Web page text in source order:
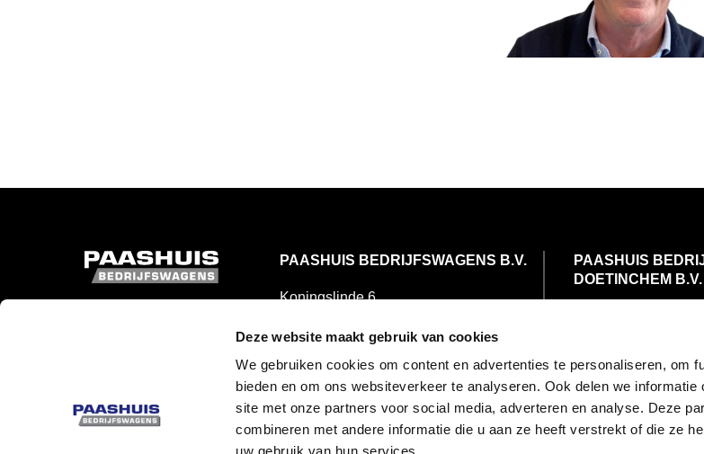
Deze website maakt gebruik van cookies
We gebruiken cookies om content en advertenties te personaliseren, om
bieden en om ons websiteverkeer te analyseren. Ook delen we informatie
site met onze partners voor social media, adverteren en analyse. Deze
combineren met andere informatie die u aan ze heeft verstrekt of die ze
PAASHUIS BEDRIJFSWAGENS B.V.
Koningslinde 6
+31 (0)544 39 88 60
info@paashuis.com
POSTADRES
Postbus 113
7130 AC Lichtenvoorde
PAASHUIS
DOETINCHEM B.V.
+31 (0)314 35 80 80
info@paashuis.com
POSTADRES
Postbus 580